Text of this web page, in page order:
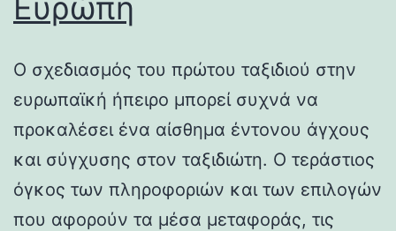
Ο σχεδιασμός του πρώτου ταξιδιού στην
ευρωπαϊκή ήπειρο μπορεί συχνά να
προκαλέσει ένα αίσθημα έντονου άγχους
και σύγχυσης στον ταξιδιώτη. Ο τεράστιος
όγκος των πληροφοριών και των επιλογών
που αφορούν τα μέσα μεταφοράς, τις